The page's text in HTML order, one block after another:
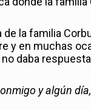
la familia
y en muchas
daba
y algún